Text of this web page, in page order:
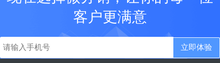
客户更满意
立即体验